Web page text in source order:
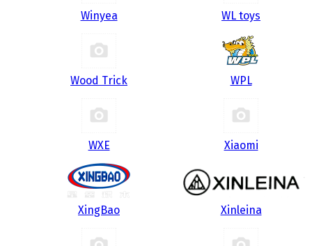
Winyea WL toys
Wood Trick WPL
WXE Xiaomi
XingBao Xinleina